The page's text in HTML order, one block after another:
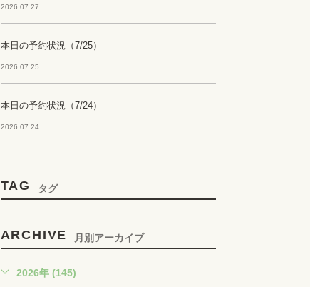
2026.07.27
本日の予約状況（7/25）
2026.07.25
本日の予約状況（7/24）
2026.07.24
TAG タグ
ARCHIVE 月別アーカイブ
2026年 (145)